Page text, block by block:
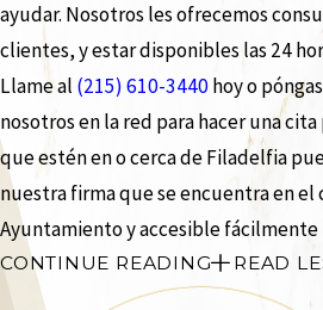
ayudar. Nosotros les ofrecemos
clientes, y estar disponibles las 24
Llame al (215) 610-3440hoy o
nosotros en la red para hacer una
que estén en o cerca de Filadelfia
nuestra firma que se encuentra en el
Ayuntamiento y accesible
CONTINUE READING READ